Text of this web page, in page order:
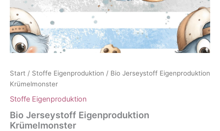
Start / Stoffe Eigenproduktion / Bio Jerseystoff Eigenproduktion
Krümelmonster
Stoffe Eigenproduktion
Bio Jerseystoff Eigenproduktion
Krümelmonster